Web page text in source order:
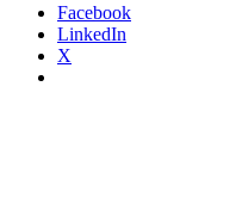
Facebook
LinkedIn
X